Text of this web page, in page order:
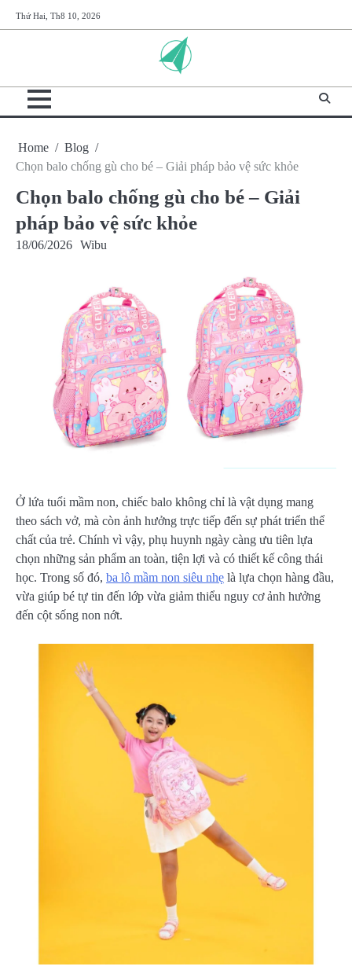
to
Thứ Hai, Th8 10, 2026
Home
Blog
Chọn balo chống gù cho bé – Giải pháp bảo vệ sức khỏe
Chọn balo chống gù cho bé – Giải
pháp bảo vệ sức khỏe
18/06/2026 Wibu
Ở lứa tuổi mầm non, chiếc balo không chỉ là vật dụng mang
theo sách vở, mà còn ảnh hưởng trực tiếp đến sự phát triển thể
chất của trẻ. Chính vì vậy, phụ huynh ngày càng ưu tiên lựa
chọn những sản phẩm an toàn, tiện lợi và có thiết kế công thái
học. Trong số đó, ba lô mầm non siêu nhẹ là lựa chọn hàng đầu,
vừa giúp bé tự tin đến lớp vừa giảm thiểu nguy cơ ảnh hưởng
đến cột sống non nớt.